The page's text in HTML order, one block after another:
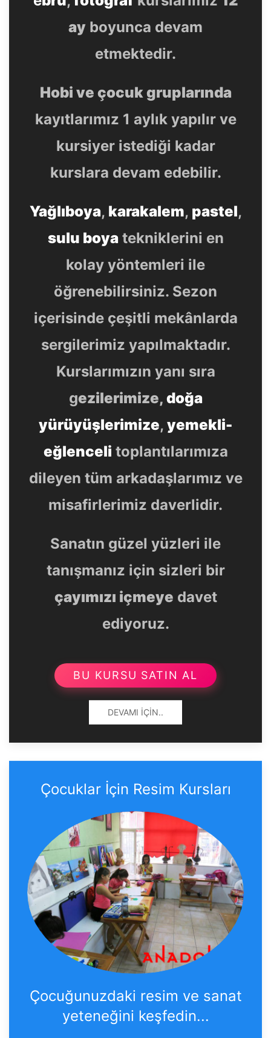
ay boyunca devam
etmektedir.
Hobi ve çocuk gruplarında
kayıtlarımız 1 aylık yapılır ve
kursiyer istediği kadar
kurslara devam edebilir.
Yağlıboya, karakalem, pastel,
sulu boyatekniklerini en
kolay yöntemleri ile
öğrenebilirsiniz. Sezon
içerisinde çeşitli mekânlarda
sergilerimiz yapılmaktadır.
Kurslarımızın yanı sıra
gezilerimize, doğa
yürüyüşlerimize, yemekli-
eğlenceli toplantılarımıza
dileyen tüm arkadaşlarımız ve
misafirlerimiz daverlidir.
Sanatın güzel yüzleri ile
tanışmanız için sizleri bir
çayımızı içmeye davet
ediyoruz.
BU KURSU SATIN AL
DEVAMI İÇIN..
Çocuklar İçin Resim Kursları
Çocuğunuzdaki resim ve sanat
yeteneğini keşfedin...